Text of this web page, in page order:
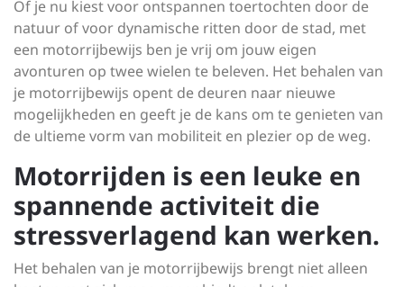
Of je nu kiest voor ontspannen toertochten door de
natuur of voor dynamische ritten door de stad, met
een motorrijbewijs ben je vrij om jouw eigen
avonturen op twee wielen te beleven. Het behalen van
je motorrijbewijs opent de deuren naar nieuwe
mogelijkheden en geeft je de kans om te genieten van
de ultieme vorm van mobiliteit en plezier op de weg.
Motorrijden is een leuke en
spannende activiteit die
stressverlagend kan werken.
Het behalen van je motorrijbewijs brengt niet alleen